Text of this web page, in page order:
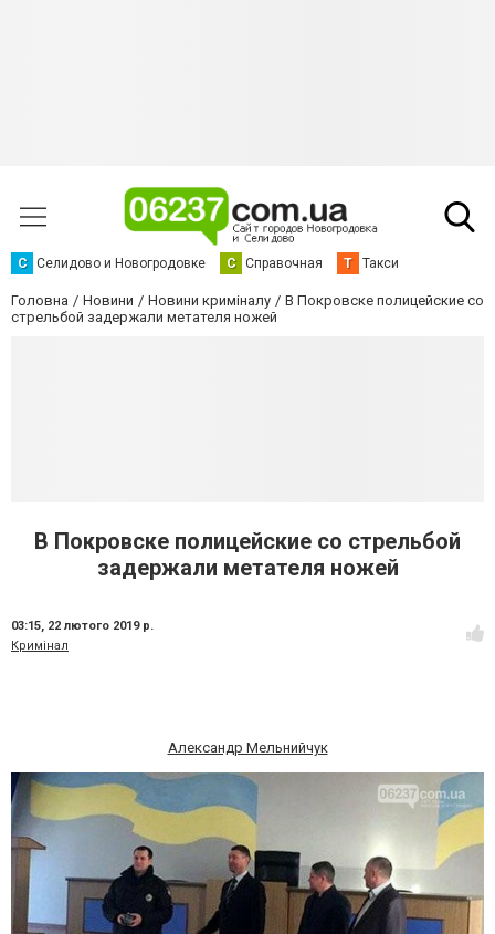
С Селидово и Новогродовке С Справочная Т Такси
Головна Новини Новини криміналу
В Покровске полицейские со
стрельбой задержали метателя ножей
В Покровске полицейские со стрельбой
задержали метателя ножей
03:15, 22 лютого 2019 р.
Кримінал
Александр Мельнийчук